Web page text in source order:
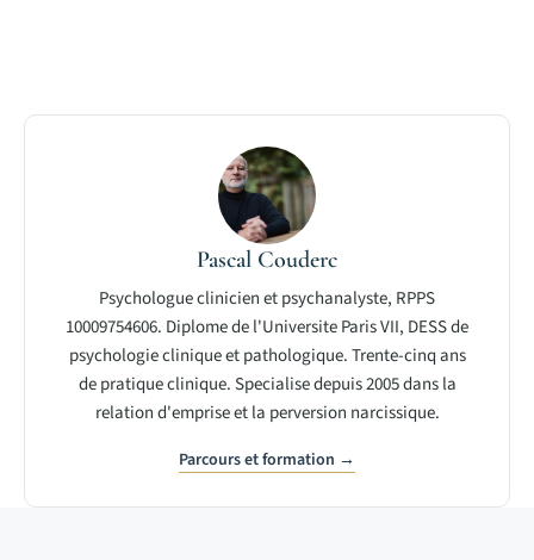
Pascal Couderc
Psychologue clinicien et psychanalyste, RPPS
10009754606. Diplome de l'Universite Paris VII, DESS de
psychologie clinique et pathologique. Trente-cinq ans
de pratique clinique. Specialise depuis 2005 dans la
relation d'emprise et la perversion narcissique.
Parcours et formation →